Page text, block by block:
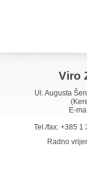
Viro
Ul. Augusta
E-
Tel./fax: +385 1
Radno